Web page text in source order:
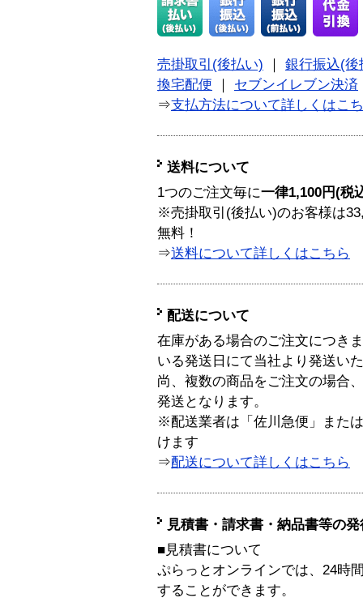
売掛取引(後払い)
銀行振込(後
換宅配便
セブンイレブン決済
⇒支払方法について詳しくはこ
送料について
1つのご注文毎に一律1,100円(税
※売掛取引(後払い)のお客様は
無料！
⇒送料について詳しくはこちら
配送について
在庫がある場合のご注文につき
いる発送日にて当社より発送い
尚、複数の商品をご注文の場合
発送となります。
※配送業者は「佐川急便」また
けます
⇒配送について詳しくはこちら
見積書・請求書・納品書等の
■見積書について
ぷらっとオンラインでは、24時
することができます。